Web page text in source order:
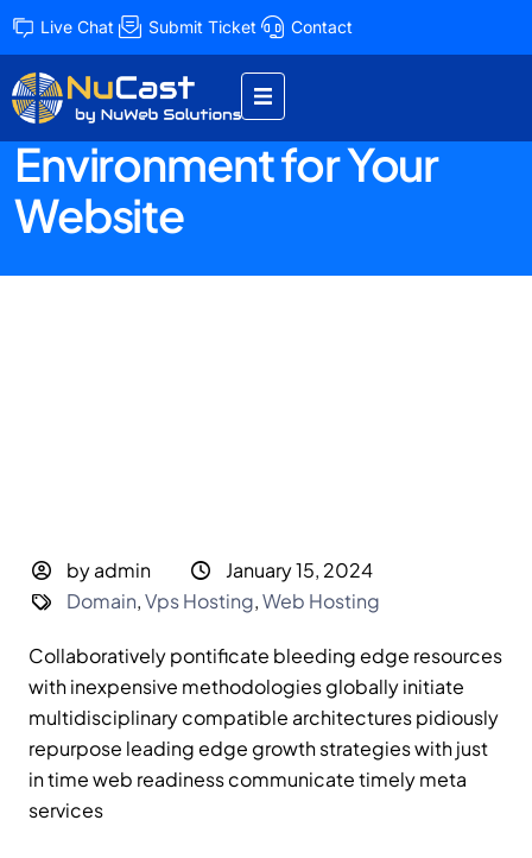
Live Chat Submit Ticket Contact
Ensuring a Safe and
Protected Hosting
Environment for Your
Website
by admin
January 15, 2024
Domain,Vps Hosting,Web Hosting
Collaboratively pontificate bleeding edge resources
with inexpensive methodologies globally initiate
multidisciplinary compatible architectures pidiously
repurpose leading edge growth strategies with just
in time web readiness communicate timely meta
services